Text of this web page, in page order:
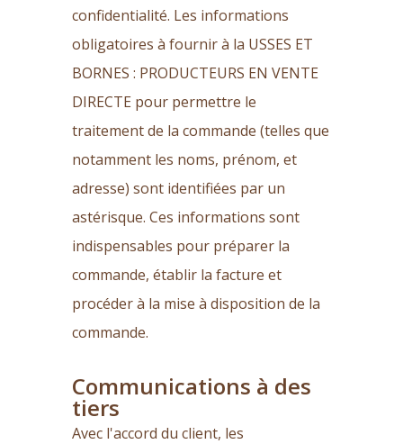
confidentialité. Les informations
obligatoires à fournir à la USSES ET
BORNES : PRODUCTEURS EN VENTE
DIRECTE pour permettre le
traitement de la commande (telles que
notamment les noms, prénom, et
adresse) sont identifiées par un
astérisque. Ces informations sont
indispensables pour préparer la
commande, établir la facture et
procéder à la mise à disposition de la
commande.
Communications à des
tiers
Avec l'accord du client, les